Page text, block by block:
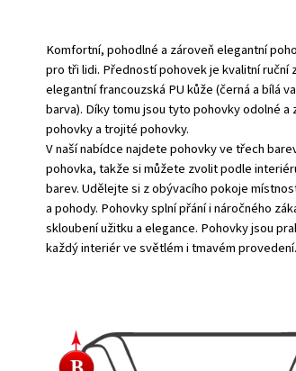
Komfortní, pohodlné a zároveň elegantní
pro tři lidi. Předností pohovek je kvalitní
elegantní francouzská PU kůže (černá a bílá
barva). Díky tomu jsou tyto pohovky odolné
pohovky a trojité pohovky.
V naší nabídce najdete pohovky ve třech
pohovka, takže si můžete zvolit podle
barev. Udělejte si z obývacího pokoje
a pohody. Pohovky splní přání i náročného
skloubení užitku a elegance. Pohovky jsou
každý interiér ve světlém i tmavém provedení.